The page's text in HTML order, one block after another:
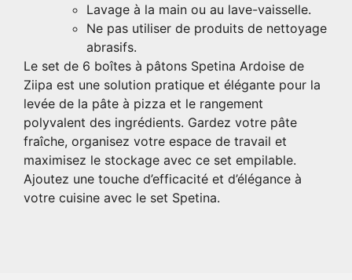
Lavage à la main ou au lave-vaisselle.
Ne pas utiliser de produits de nettoyage
abrasifs.
Le set de 6 boîtes à pâtons Spetina Ardoise de
Ziipa est une solution pratique et élégante pour la
levée de la pâte à pizza et le rangement
polyvalent des ingrédients. Gardez votre pâte
fraîche, organisez votre espace de travail et
maximisez le stockage avec ce set empilable.
Ajoutez une touche d’efficacité et d’élégance à
votre cuisine avec le set Spetina.